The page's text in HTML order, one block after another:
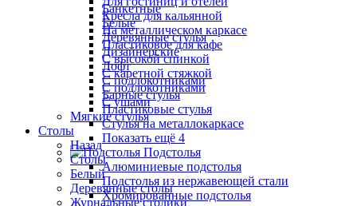
Банкетные
Белые
Деревянные стулья
Дизайнерские
Лофт
С подлокотниками
Барные стулья
Пластиковые стулья
Стулья на металлокаркасе
Показать ещё 4
Подстолья
Алюминиевые подстолья
Подстолья из нержавеющей стали
Хромированные подстолья
Кресла для кальянной
На металлическом каркасе
Пластиковое для кафе
С высокой спинкой
С каретной стяжкой
С подлокотниками
С ушами
Мягкие стулья
Столы
Назад
Столы
Белый
Деревянные столы
Журнальные столики